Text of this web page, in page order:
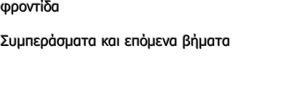
φροντίδα
Συμπεράσματα και επόμενα βήματα